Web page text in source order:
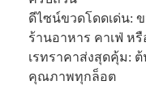
ดีไซน์ขวดโดดเด่น:
ร้านอาหาร คาเฟ่ หรื
เรทราคาส่งสุดคุ้ม:
คุณภาพทุกล็อต